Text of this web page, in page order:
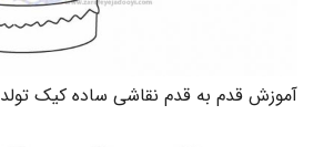
آموزش قدم به قدم نقاشی ساده کیک تولد